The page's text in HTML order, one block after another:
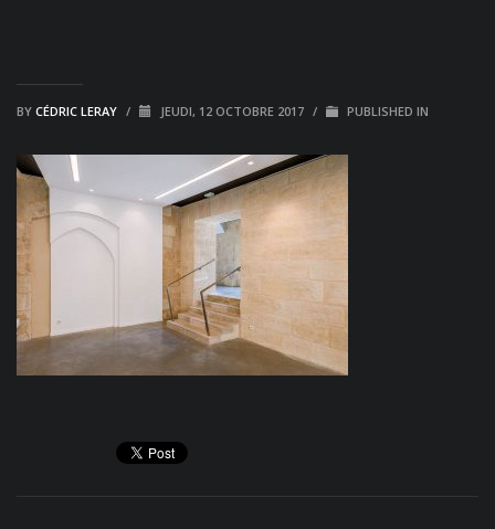
BY CÉDRIC LERAY / JEUDI, 12 OCTOBRE 2017 / PUBLISHED IN